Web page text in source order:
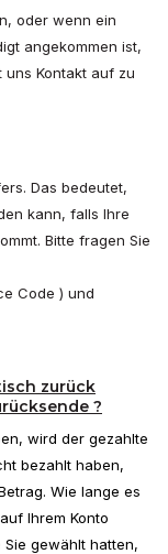
oder wenn ein
angekommen ist,
uns Kontakt auf zu
Das bedeutet,
kann, falls Ihre
Bitte fragen Sie
Code ) und
zurück
?
wird der gezahlte
bezahlt haben,
Wie lange es
Ihrem Konto
gewählt hatten,